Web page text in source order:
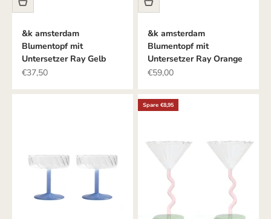
&k amsterdam
Blumentopf mit
Untersetzer Ray Gelb
Angebot
€37,50
&k amsterdam
Blumentopf mit
Untersetzer Ray Orange
Angebot
€59,00
Spare €8,95